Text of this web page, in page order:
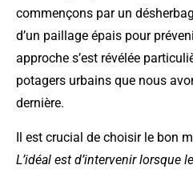
commençons par un
d’un paillage épais pour
approche s’est révélée
potagers urbains que nous
dernière.
Il est crucial de choisir le bon
L’idéal est d’intervenir lorsque